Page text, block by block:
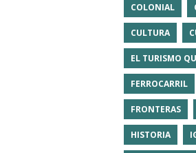
COLONIAL
CULTURA
EL TURISMO
FERROCARRIL
FRONTERAS
HISTORIA